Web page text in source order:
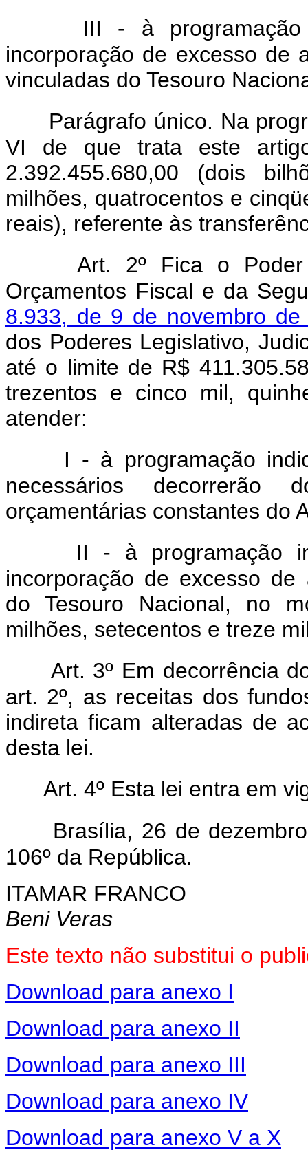
III - à
incorporação de excesso de
vinculadas do Tesouro
Parágrafo único. Na
VI de que trata este
2.392.455.680,00 (dois
milhões, quatrocentos e
reais), referente às
Art. 2º Fica o
Orçamentos Fiscal e da
8.933, de 9 de novembro de
dos Poderes Legislativo,
até o limite de R$
trezentos e cinco mil,
atender:
I - à programação
necessários decorrerão
orçamentárias constantes do
II - à programação
incorporação de excesso
do Tesouro Nacional, no
milhões, setecentos e treze
Art. 3º Em decorrência
art. 2º, as receitas dos
indireta ficam alteradas de
desta lei.
Art. 4º Esta lei entra em
Brasília, 26 de
106º da República.
ITAMAR FRANCO
Beni Veras
Este texto não substitui o
Download para anexo I
Download para anexo II
Download para anexo III
Download para anexo IV
Download para anexo V a X